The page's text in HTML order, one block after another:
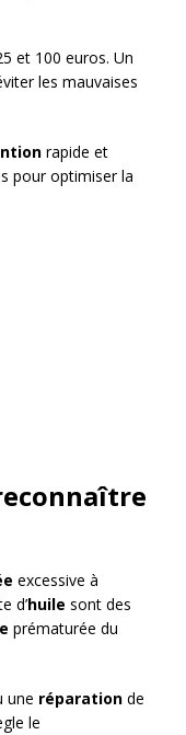
et 100 euros. Un
les mauvaises
rapide et
pour optimiser la
excessive à
d’huile sont des
prématurée du
une réparation de
le